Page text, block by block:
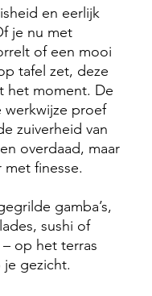
en eerlijk
je nu met
of een mooi
tafel zet, deze
het moment. De
werkwijze proef
zuiverheid van
overdaad, maar
finesse.
gamba’s,
sushi of
op het terras
gezicht.